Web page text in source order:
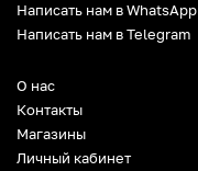
О нас
Контакты
Магазины
Личный кабинет
Написать нам в WhatsApp
Написать нам в Telegram